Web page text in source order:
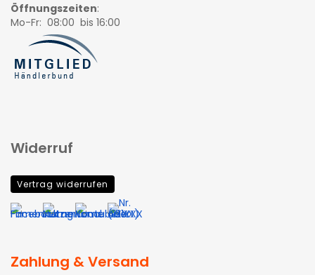
Öffnungszeiten:
Mo-Fr: 08:00 bis 16:00
Widerruf
Vertrag widerrufen
Zahlung & Versand